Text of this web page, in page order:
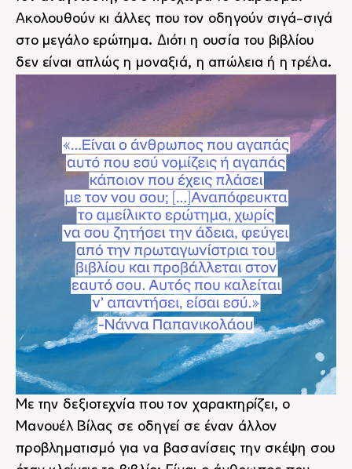
Ακολουθούν κι άλλες που τον οδηγούν σιγά-σιγά
στο μεγάλο ερώτημα. Διότι η ουσία του βιβλίου
δεν είναι απλώς η μοναξιά, η απώλεια ή η τρέλα.
Με την δεξιοτεχνία που τον χαρακτηρίζει, ο
Μανουέλ Βίλας σε οδηγεί σε έναν άλλον
προβληματισμό για να βασανίσεις την σκέψη σου